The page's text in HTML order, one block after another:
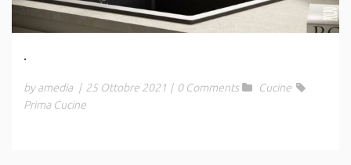
.
by amedia | 25 Ottobre 2021 | 0 Comments
Cucine
Prima Cucine